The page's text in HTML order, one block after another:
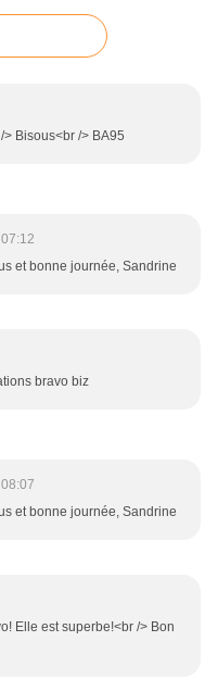
Bisous<br /> BA95
et bonne journée, Sandrine
bravo biz
et bonne journée, Sandrine
Elle est superbe!<br /> Bon